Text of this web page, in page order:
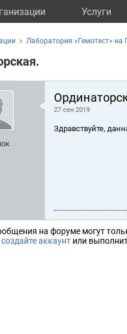
Услуги
Лаборатория «Гемотест»
27 сен 2019
Здравствуйте,
на форуме могут
создайте аккаунт или